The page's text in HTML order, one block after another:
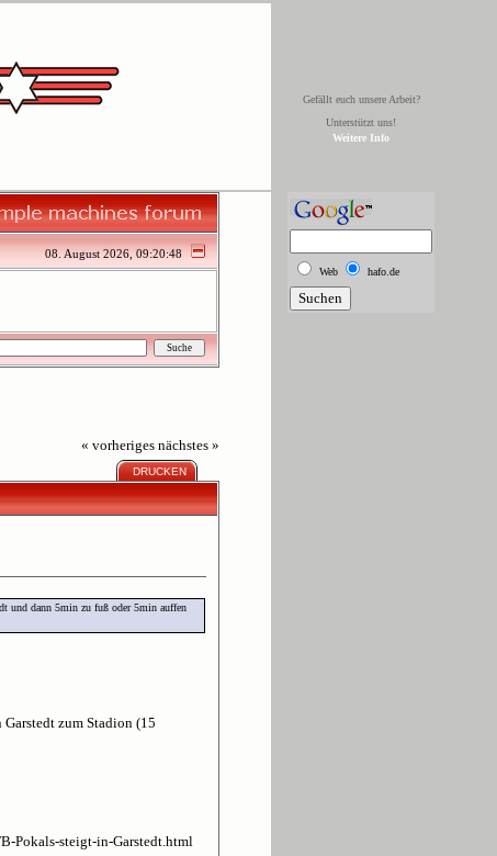
Gefällt euch unsere Arbeit?
Unterstützt uns!
Weitere Info
08. August 2026, 09:20:48
« vorheriges nächstes »
DRUCKEN
und dann 5min zu fuß oder 5min auffen
zum Stadion (15
Pokals-steigt-in-Garstedt.html
Web hafo.de